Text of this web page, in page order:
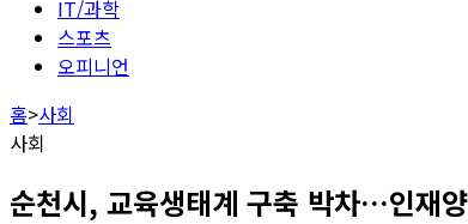
IT/과학
스포츠
오피니언
홈>사회
사회
순천시, 교육생태계 구축 박차…인재